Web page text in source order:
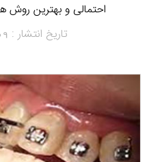
احتمالی و بهترین روش
تاریخ انتشار :